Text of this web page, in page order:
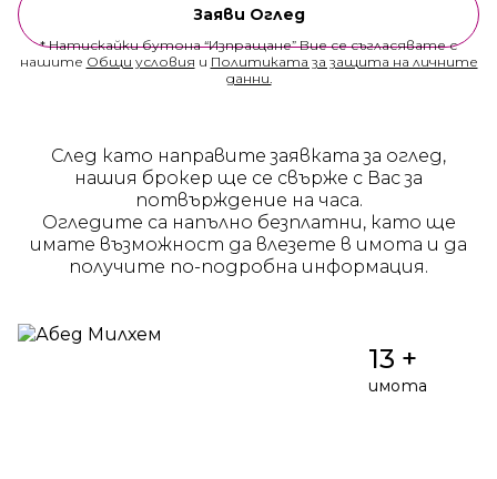
Заяви Оглед
* Натискайки бутона “Изпращане” Вие се съгласявате с
нашите Общи условия и Политиката за защита на личните
данни.
След като направите заявката за оглед,
нашия брокер ще се свърже с Вас за
потвърждение на часа.
Огледите са напълно безплатни, като ще
имате възможност да влезете в имота и да
получите по-подробна информация.
13 +
имота